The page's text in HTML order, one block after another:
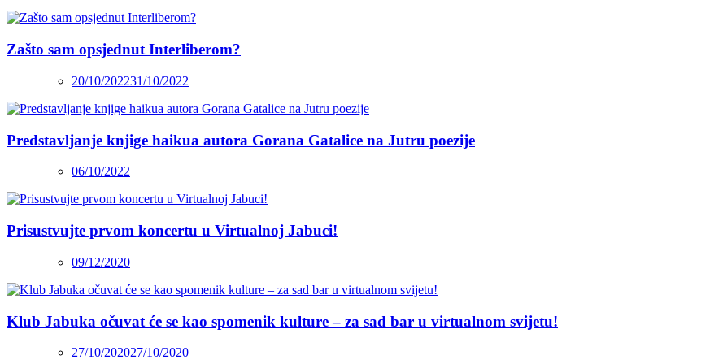
Zašto sam opsjednut Interliberom?
20/10/202231/10/2022
Predstavljanje knjige haikua autora Gorana Gatalice na Jutru poezije
06/10/2022
Prisustvujte prvom koncertu u Virtualnoj Jabuci!
09/12/2020
Klub Jabuka očuvat će se kao spomenik kulture – za sad bar u virtualnom svijetu!
27/10/202027/10/2020